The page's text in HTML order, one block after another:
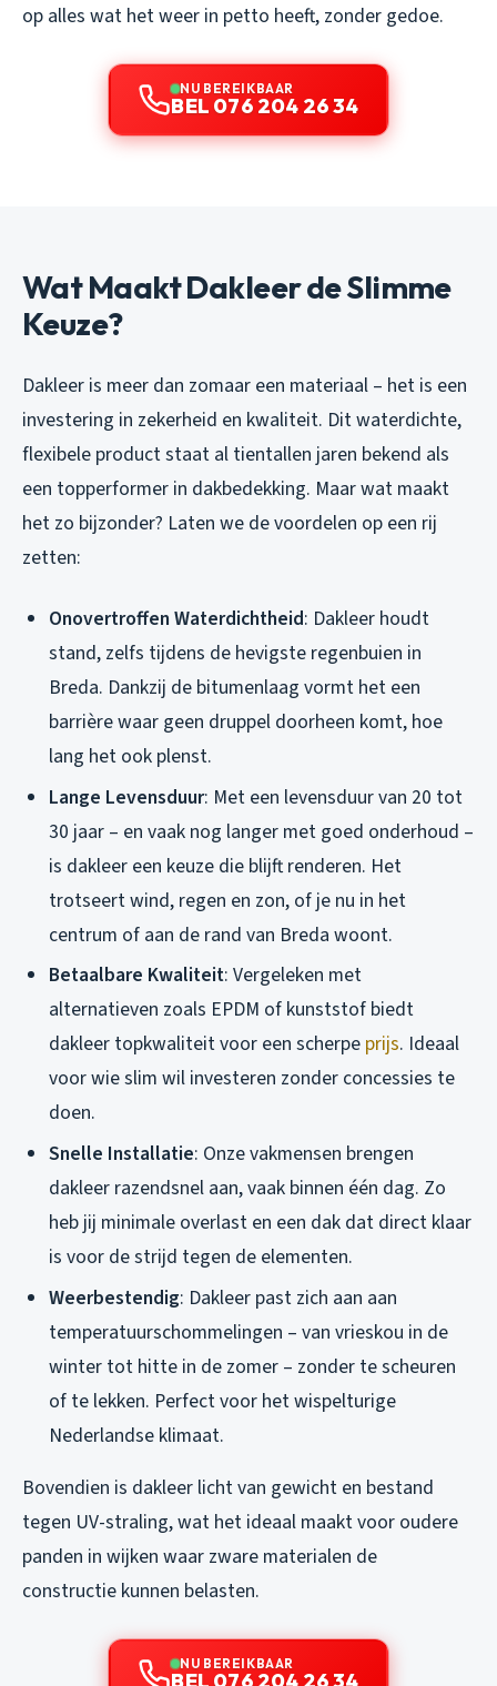
op alles wat het weer in petto heeft, zonder gedoe.
NU BEREIKBAAR
BEL 076 204 26 34
Wat Maakt Dakleer de Slimme
Keuze?
Dakleer is meer dan zomaar een materiaal – het is een
investering in zekerheid en kwaliteit. Dit waterdichte,
flexibele product staat al tientallen jaren bekend als
een topperformer in dakbedekking. Maar wat maakt
het zo bijzonder? Laten we de voordelen op een rij
zetten:
Onovertroffen Waterdichtheid: Dakleer houdt
stand, zelfs tijdens de hevigste regenbuien in
Breda. Dankzij de bitumenlaag vormt het een
barrière waar geen druppel doorheen komt, hoe
lang het ook plenst.
Lange Levensduur: Met een levensduur van 20 tot
30 jaar – en vaak nog langer met goed onderhoud –
is dakleer een keuze die blijft renderen. Het
trotseert wind, regen en zon, of je nu in het
centrum of aan de rand van Breda woont.
Betaalbare Kwaliteit: Vergeleken met
alternatieven zoals EPDM of kunststof biedt
dakleer topkwaliteit voor een scherpe prijs. Ideaal
voor wie slim wil investeren zonder concessies te
doen.
Snelle Installatie: Onze vakmensen brengen
dakleer razendsnel aan, vaak binnen één dag. Zo
heb jij minimale overlast en een dak dat direct klaar
is voor de strijd tegen de elementen.
Weerbestendig: Dakleer past zich aan aan
temperatuurschommelingen – van vrieskou in de
winter tot hitte in de zomer – zonder te scheuren
of te lekken. Perfect voor het wispelturige
Nederlandse klimaat.
Bovendien is dakleer licht van gewicht en bestand
tegen UV-straling, wat het ideaal maakt voor oudere
panden in wijken waar zware materialen de
constructie kunnen belasten.
NU BEREIKBAAR
BEL 076 204 26 34